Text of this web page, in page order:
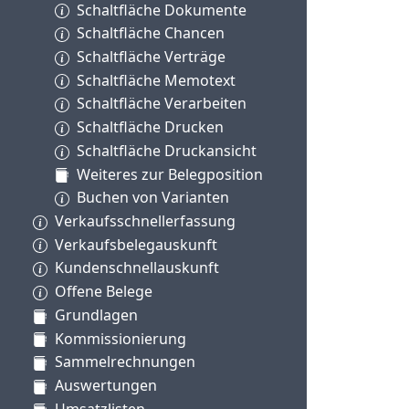
Schaltfläche Dokumente
Schaltfläche Chancen
Schaltfläche Verträge
Schaltfläche Memotext
Schaltfläche Verarbeiten
Schaltfläche Drucken
Schaltfläche Druckansicht
Weiteres zur Belegposition
Buchen von Varianten
Verkaufsschnellerfassung
Verkaufsbelegauskunft
Kundenschnellauskunft
Offene Belege
Grundlagen
Kommissionierung
Sammelrechnungen
Auswertungen